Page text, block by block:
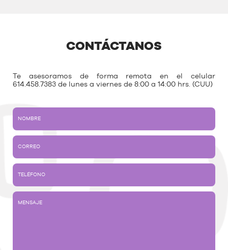
CONTÁCTANOS
Te asesoramos de forma remota en el celular
614.458.7383 de lunes a viernes de 8:00 a 14:00 hrs. (CUU)